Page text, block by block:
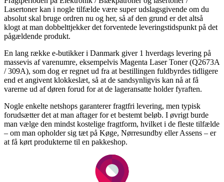
Lasertoner kan i nogle tilfælde være super udslagsgivende om du
absolut skal bruge ordren nu og her, så af den grund er det altså
klogt at man dobbelttjekker det forventede leveringstidspunkt på det
pågældende produkt.
En lang række e-butikker i Danmark giver 1 hverdags levering på
massevis af varenumre, eksempelvis Magenta Laser Toner (Q2673A
/ 309A), som dog er regnet ud fra at bestillingen fuldbyrdes tidligere
end et angivent klokkeslæt, så at de sandsynligvis kan nå at få
varerne ud af døren forud for at de lageransatte holder fyraften.
Nogle enkelte netshops garanterer fragtfri levering, men typisk
forudsætter det at man aftager for et bestemt beløb. I øvrigt burde
man vælge den mindst kostelige fragtform, hvilket i de fleste tilfælde
– om man opholder sig tæt på Køge, Nørresundby eller Assens – er
at få kørt produkterne til en pakkeshop.